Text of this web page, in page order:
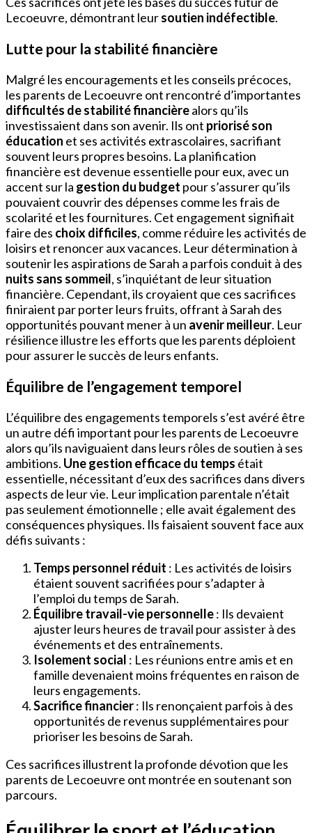
Lecoeuvre, démontrant leursoutien indéfectible.
Lutte pour la stabilité financière
Malgré les encouragements et les conseils précoces,
les parents de Lecoeuvre ont rencontré d’importantes
difficultés de stabilité financièrealors qu’ils
investissaient dans son avenir. Ils ont priorisé son
éducation et ses activités extrascolaires, sacrifiant
souvent leurs propres besoins. La planification
financière est devenue essentielle pour eux, avec un
accent sur la gestion du budget pour s’assurer qu’ils
pouvaient couvrir des dépenses comme les frais de
scolarité et les fournitures. Cet engagement signifiait
faire des choix difficiles, comme réduire les activités de
loisirs et renoncer aux vacances. Leur détermination à
soutenir les aspirations de Sarah a parfois conduit à des
nuits sans sommeil, s’inquiétant de leur situation
financière. Cependant, ils croyaient que ces sacrifices
finiraient par porter leurs fruits, offrant à Sarah des
opportunités pouvant mener à un avenir meilleur. Leur
résilience illustre les efforts que les parents déploient
pour assurer le succès de leurs enfants.
Équilibre de l’engagement temporel
L’équilibre des engagements temporels s’est avéré être
un autre défi important pour les parents de Lecoeuvre
alors qu’ils naviguaient dans leurs rôles de soutien à ses
ambitions. Une gestion efficace du temps était
essentielle, nécessitant d’eux des sacrifices dans divers
aspects de leur vie. Leur implication parentale n’était
pas seulement émotionnelle ; elle avait également des
conséquences physiques. Ils faisaient souvent face aux
défis suivants :
Temps personnel réduit : Les activités de loisirs
étaient souvent sacrifiées pour s’adapter à
l’emploi du temps de Sarah.
Équilibre travail-vie personnelle: Ils devaient
ajuster leurs heures de travail pour assister à des
événements et des entraînements.
Isolement social : Les réunions entre amis et en
famille devenaient moins fréquentes en raison de
leurs engagements.
Sacrifice financier: Ils renonçaient parfois à des
opportunités de revenus supplémentaires pour
prioriser les besoins de Sarah.
Ces sacrifices illustrent la profonde dévotion que les
parents de Lecoeuvre ont montrée en soutenant son
parcours.